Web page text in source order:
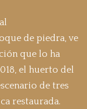
de piedra, ve
que lo ha
el huerto del
de tres
restaurada.